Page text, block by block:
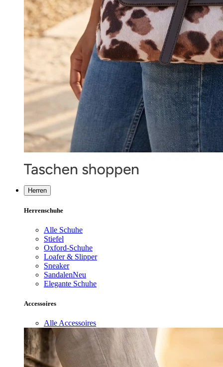
Herren
Herrenschuhe
Alle Schuhe
Stiefel
Oxford-Schuhe
Loafer & Slipper
Sneaker
SandalenNeu
Elegante Schuhe
Accessoires
Alle Accessoires